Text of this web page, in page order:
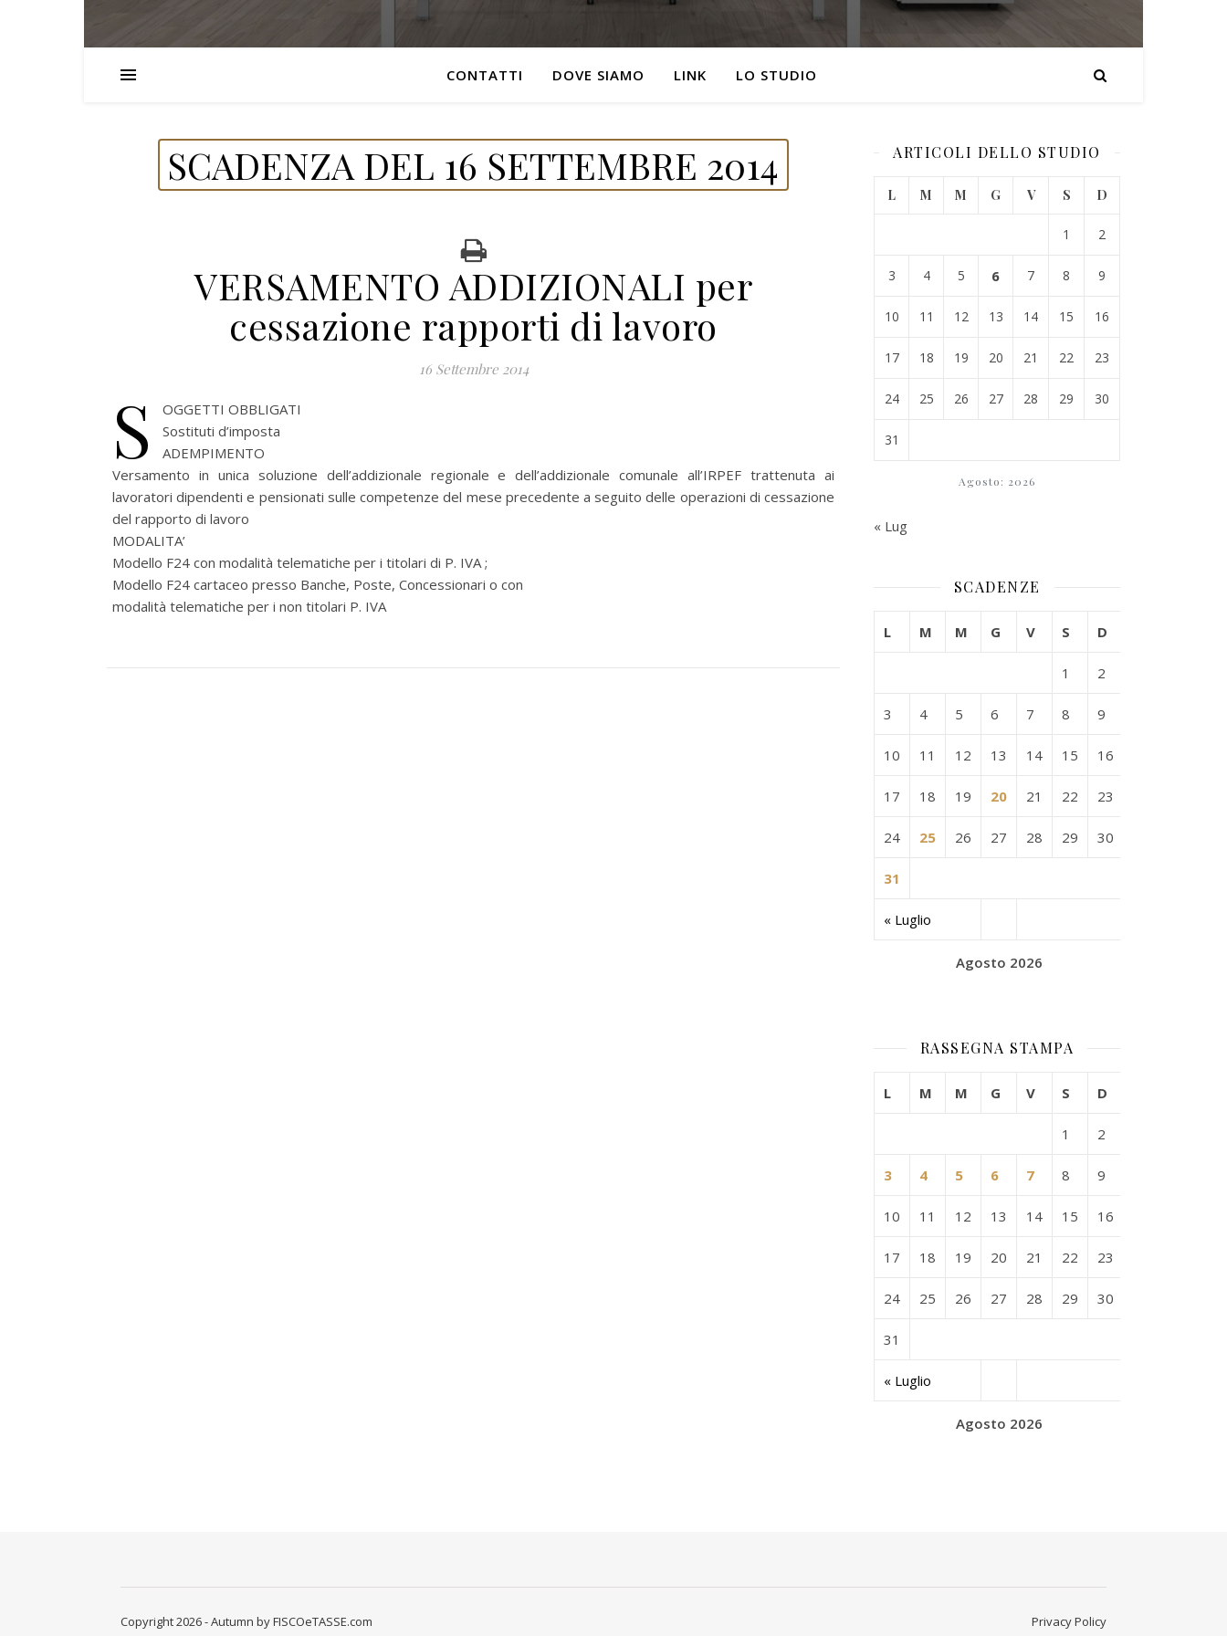
CONTATTI DOVE SIAMO LINK LO STUDIO
SCADENZA DEL 16 SETTEMBRE 2014
VERSAMENTO ADDIZIONALI per
cessazione rapporti di lavoro
16 Settembre 2014
S
OGGETTI OBBLIGATI
Sostituti d’imposta
ADEMPIMENTO
Versamento in unica soluzione dell’addizionale regionale e dell’addizionale comunale all’IRPEF trattenuta ai
lavoratori dipendenti e pensionati sulle competenze del mese precedente a seguito delle operazioni di cessazione
del rapporto di lavoro
MODALITA’
Modello F24 con modalità telematiche per i titolari di P. IVA ;
Modello F24 cartaceo presso Banche, Poste, Concessionari o con
modalità telematiche per i non titolari P. IVA
ARTICOLI DELLO STUDIO
Agosto: 2026
L M M G V S D
1 2
3 4 5 6 7 8 9
10 11 12 13 14 15 16
17 18 19 20 21 22 23
24 25 26 27 28 29 30
31
« Lug
SCADENZE
Agosto 2026
L M M G V S D
« Luglio
1 2
3 4 5 6 7 8 9
10 11 12 13 14 15 16
17 18 19 20 21 22 23
24 25 26 27 28 29 30
31
RASSEGNA STAMPA
Agosto 2026
L M M G V S D
« Luglio
1 2
3 4 5 6 7 8 9
10 11 12 13 14 15 16
17 18 19 20 21 22 23
24 25 26 27 28 29 30
31
Privacy Policy
Copyright 2026 - Autumn by FISCOeTASSE.com